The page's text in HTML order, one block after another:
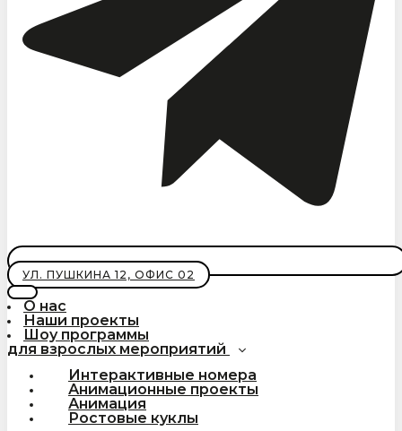
УЛ. ПУШКИНА 12, ОФИС 02
О нас
Наши проекты
Шоу программы
для взрослых мероприятий
Интерактивные номера
Анимационные проекты
Анимация
Ростовые куклы